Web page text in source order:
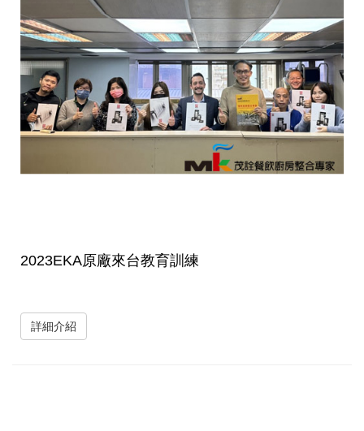
2023EKA原廠來台教育訓練
詳細介紹